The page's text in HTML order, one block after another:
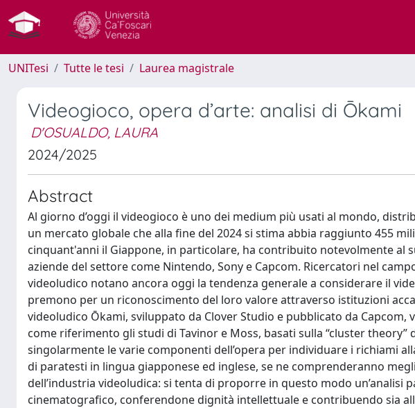
UNITesi Tutte le tesi Laurea magistrale
Videogioco, opera d’arte: analisi di Ōkami
D'OSUALDO, LAURA
2024/2025
Abstract
Al giorno d’oggi il videogioco è uno dei medium più usati al mondo,
un mercato globale che alla fine del 2024 si stima abbia raggiunto 455
cinquant'anni il Giappone, in particolare, ha contribuito notevolmente al
aziende del settore come Nintendo, Sony e Capcom. Ricercatori nel
videoludico notano ancora oggi la tendenza generale a considerare il
premono per un riconoscimento del loro valore attraverso istituzioni
videoludico Ōkami, sviluppato da Clover Studio e pubblicato da Capcom,
come riferimento gli studi di Tavinor e Moss, basati sulla “cluster theory”
singolarmente le varie componenti dell’opera per individuare i richiami
di paratesti in lingua giapponese ed inglese, se ne comprenderanno
dell’industria videoludica: si tenta di proporre in questo modo
cinematografico, conferendone dignità intellettuale e contribuendo sia